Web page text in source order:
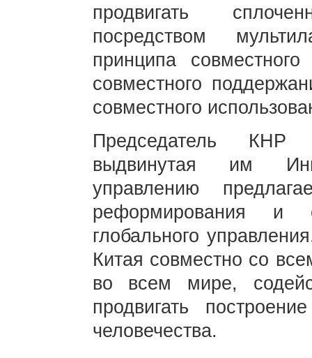
продвигать
посредством
принципа
совместного
совместного
Председатель КНР
выдвинутая им
управлению
реформирования и
глобального
Китая совместно со
во всем мире,
продвигать
человечества.